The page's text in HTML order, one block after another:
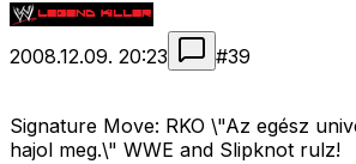
2008.12.09. 20:23 #39
Signature Move: RKO \"Az egész
hajol meg.\" WWE and Slipknot rulz!